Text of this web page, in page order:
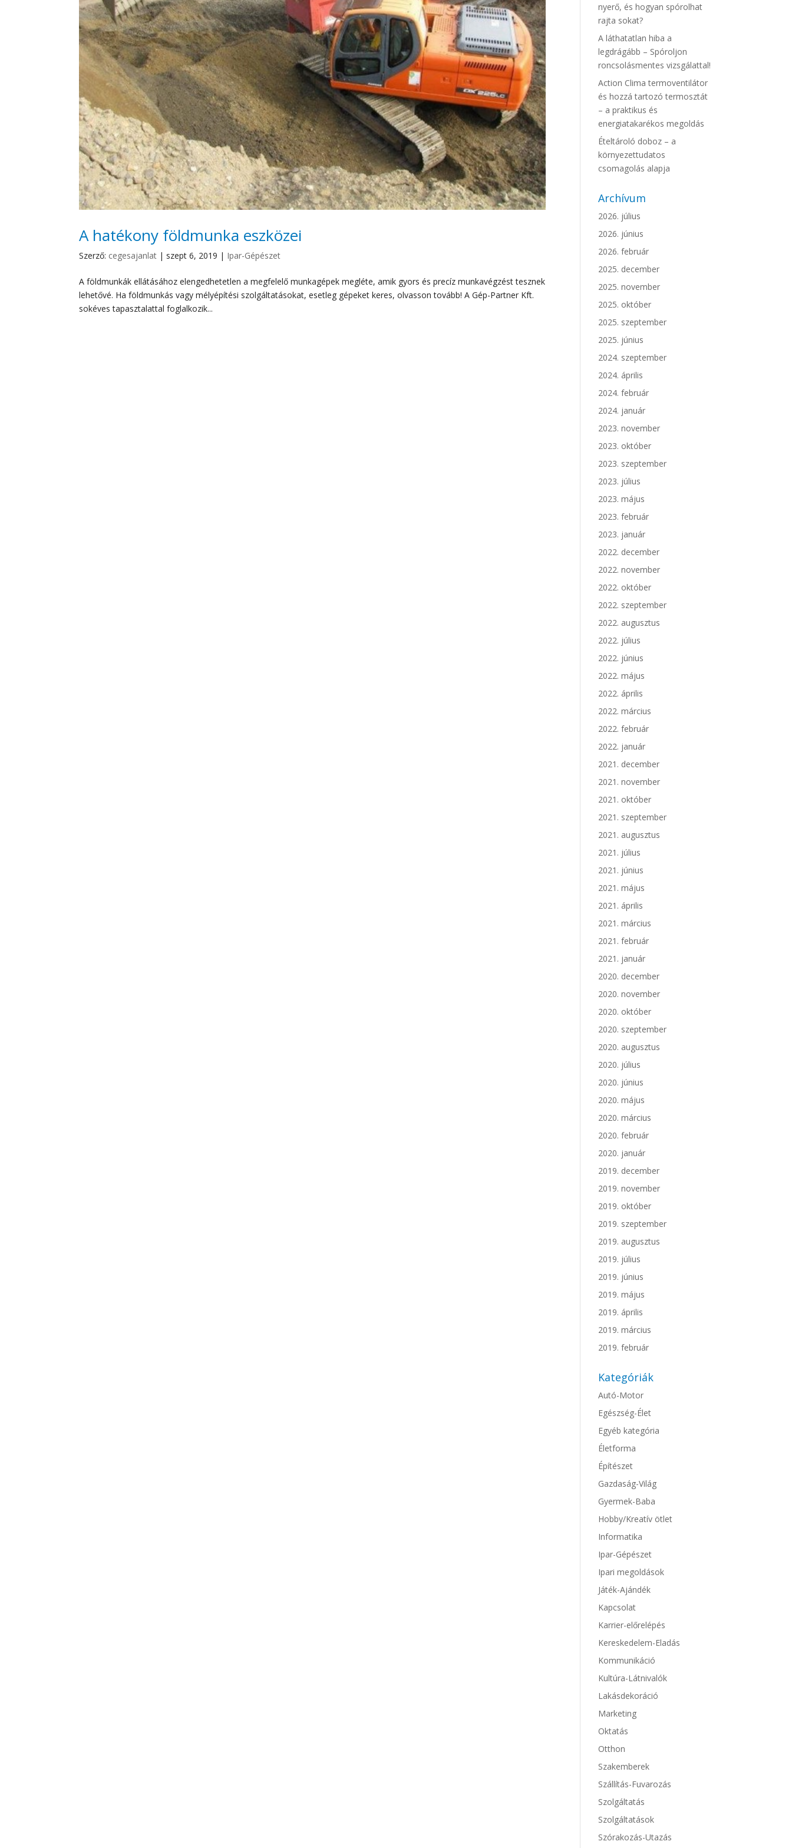
A hatékony földmunka eszközei
Szerző: cegesajanlat | szept 6, 2019 | Ipar-Gépészet
A földmunkák ellátásához elengedhetetlen a megfelelő munkagépek megléte, amik gyors és precíz munkavégzést tesznek
lehetővé. Ha földmunkás vagy mélyépítési szolgáltatásokat, esetleg gépeket keres, olvasson tovább! A Gép-Partner Kft.
sokéves tapasztalattal foglalkozik...
nyerő, és hogyan spórolhat
rajta sokat?
A láthatatlan hiba a
legdrágább – Spóroljon
roncsolásmentes vizsgálattal!
Action Clima termoventilátor
és hozzá tartozó termosztát
– a praktikus és
energiatakarékos megoldás
Ételtároló doboz – a
környezettudatos
csomagolás alapja
Archívum
2026. július
2026. június
2026. február
2025. december
2025. november
2025. október
2025. szeptember
2025. június
2024. szeptember
2024. április
2024. február
2024. január
2023. november
2023. október
2023. szeptember
2023. július
2023. május
2023. február
2023. január
2022. december
2022. november
2022. október
2022. szeptember
2022. augusztus
2022. július
2022. június
2022. május
2022. április
2022. március
2022. február
2022. január
2021. december
2021. november
2021. október
2021. szeptember
2021. augusztus
2021. július
2021. június
2021. május
2021. április
2021. március
2021. február
2021. január
2020. december
2020. november
2020. október
2020. szeptember
2020. augusztus
2020. július
2020. június
2020. május
2020. március
2020. február
2020. január
2019. december
2019. november
2019. október
2019. szeptember
2019. augusztus
2019. július
2019. június
2019. május
2019. április
2019. március
2019. február
Kategóriák
Autó-Motor
Egészség-Élet
Egyéb kategória
Életforma
Építészet
Gazdaság-Világ
Gyermek-Baba
Hobby/Kreatív ötlet
Informatika
Ipar-Gépészet
Ipari megoldások
Játék-Ajándék
Kapcsolat
Karrier-előrelépés
Kereskedelem-Eladás
Kommunikáció
Kultúra-Látnivalók
Lakásdekoráció
Marketing
Oktatás
Otthon
Szakemberek
Szállítás-Fuvarozás
Szolgáltatás
Szolgáltatások
Szórakozás-Utazás